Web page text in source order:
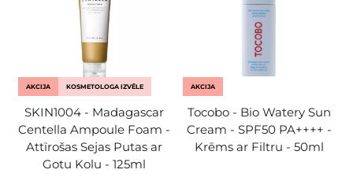
AKCIJA KOSMETOLOGA IZVĒLE
SKIN1004 - Madagascar
Centella Ampoule Foam -
Attīrošas Sejas Putas ar
Gotu Kolu - 125ml
AKCIJA
Tocobo - Bio Watery Sun
Cream - SPF50 PA++++ -
Krēms ar Filtru - 50ml